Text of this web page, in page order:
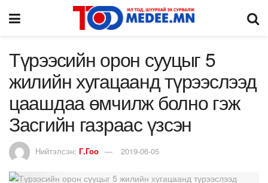
Түрээсийн орон сууцыг 5
жилийн хугацаанд түрээслээд
цаашдаа өмчилж болно гэж
Засгийн газраас үзсэн
Нийтэлсэн: Г.Гоо 2019-06-05